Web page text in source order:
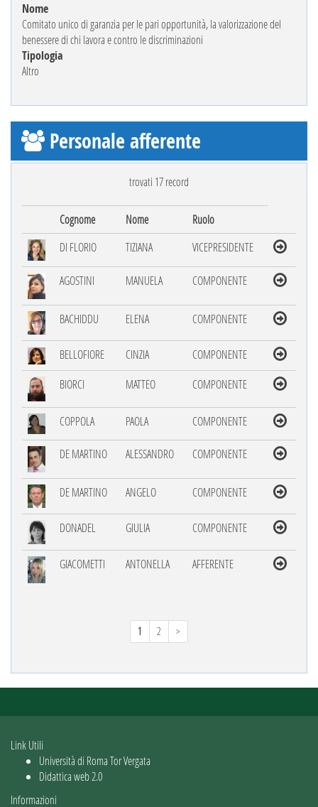
Nome
Comitato unico di garanzia per le pari opportunità, la valorizzazione del
benessere di chi lavora e contro le discriminazioni
Tipologia
Altro
Personale afferente
trovati 17 record
Cognome Nome
Ruolo
DI FLORIO
TIZIANA VICEPRESIDENTE
AGOSTINI MANUELA COMPONENTE
BACHIDDU ELENA COMPONENTE
BELLOFIORE CINZIA
COMPONENTE
BIORCI
MATTEO COMPONENTE
COPPOLA PAOLA COMPONENTE
DE MARTINO ALESSANDRO COMPONENTE
DE MARTINO ANGELO COMPONENTE
DONADEL GIULIA COMPONENTE
GIACOMETTI ANTONELLA AFFERENTE
1 2 >
Link Utili
Università di Roma Tor Vergata
Didattica web 2.0
Informazioni